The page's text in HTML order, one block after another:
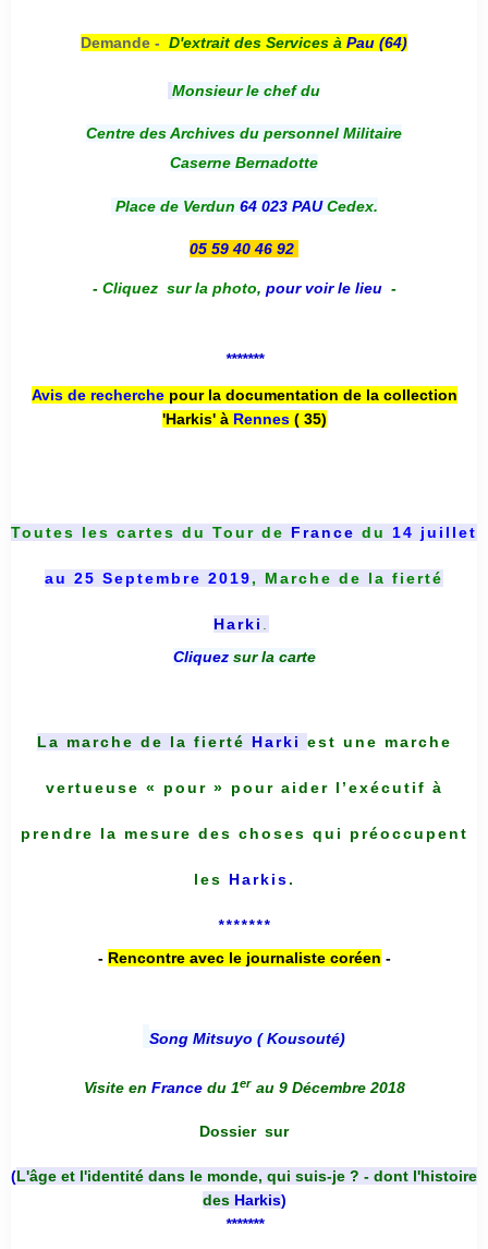
Demande - D'extrait des Services à Pau (64)
Monsieur le chef du
Centre des Archives du personnel Militaire
Caserne Bernadotte
Place de Verdun 64 023 PAUCedex.
05 59 40 46 92
- Cliquez sur la photo, pour voir le lieu -
*******
Avis de recherche pour la documentation de la collection
'Harkis' à Rennes( 35)
Toutes les cartes du Tour de France du 14 juillet
au 25 Septembre 2019, Marche de la fierté
Harki .
Cliquez sur la carte
La marche de la fierté Harki est une marche
vertueuse « pour » pour aider l’exécutif à
prendre la mesure des choses qui préoccupent
les Harkis.
*******
- Rencontre avec le journaliste coréen -
Song Mitsuyo ( Kousouté)
Visite en France du 1er au 9 Décembre 2018
Dossier sur
(L'âge et l'identité dans le monde, qui suis-je ? - dont l'histoire
des Harkis)
*******